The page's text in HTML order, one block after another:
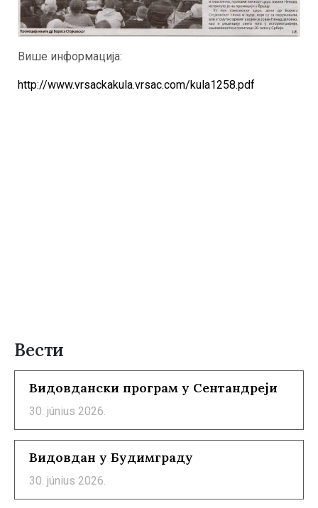
Више информација:
http://www.vrsackakula.vrsac.com/kula1258.pdf
Вести
Видовдански програм у Сентандреји
30. június 2026.
Видовдан у Будимграду
30. június 2026.